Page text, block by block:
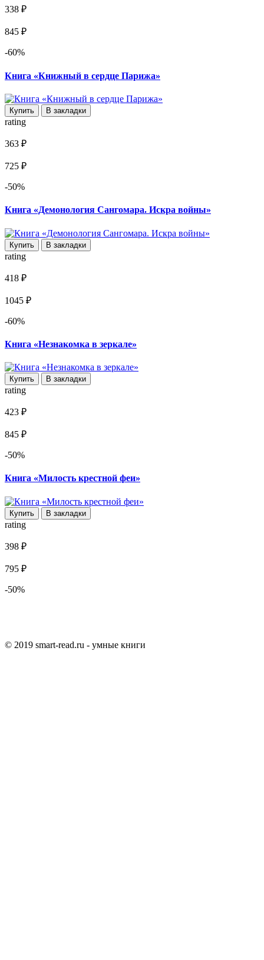
338 ₽
845 ₽
-60%
Книга «Книжный в сердце Парижа»
Купить В закладки
rating
363 ₽
725 ₽
-50%
Книга «Демонология Сангомара. Искра войны»
Купить В закладки
rating
418 ₽
1045 ₽
-60%
Книга «Незнакомка в зеркале»
Купить В закладки
rating
423 ₽
845 ₽
-50%
Книга «Милость крестной феи»
Купить В закладки
rating
398 ₽
795 ₽
-50%
© 2019 smart-read.ru - умные книги